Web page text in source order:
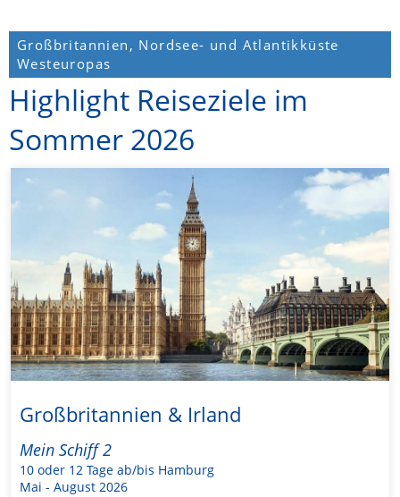
Großbritannien, Nordsee- und Atlantikküste
Westeuropas
Highlight Reiseziele im
Sommer 2026
Großbritannien & Irland
Mein Schiff 2
10 oder 12 Tage ab/bis Hamburg
Mai - August 2026